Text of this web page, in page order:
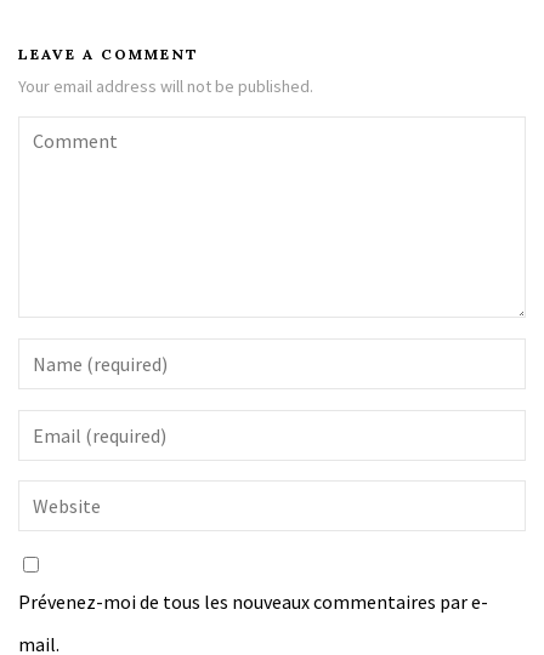
LEAVE A COMMENT
Your email address will not be published.
Prévenez-moi de tous les nouveaux commentaires par e-
mail.